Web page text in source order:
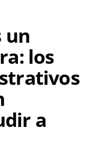
un
los
a